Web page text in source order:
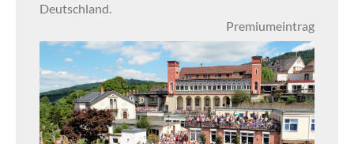
Deutschland.
Premiumeintrag